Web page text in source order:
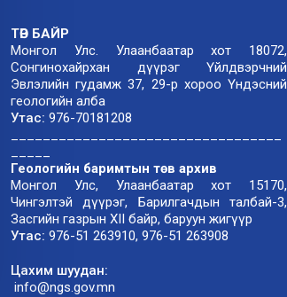
ТӨВ БАЙР
Монгол Улс. Улаанбаатар хот 18072,
Сонгинохайрхан дүүрэг Үйлдвэрчний
Эвлэлийн гудамж 37, 29-р хороо Үндэсний
геологийн алба
Утас: 976-70181208
Геологийн баримтын төв архив
Монгол Улс, Улаанбаатар хот 15170,
Чингэлтэй дүүрэг, Барилгачдын талбай-3,
Засгийн газрын XII байр, баруун жигүүр
Утас: 976-51 263910, 976-51 263908
Цахим шуудан:
info@ngs.gov.mn